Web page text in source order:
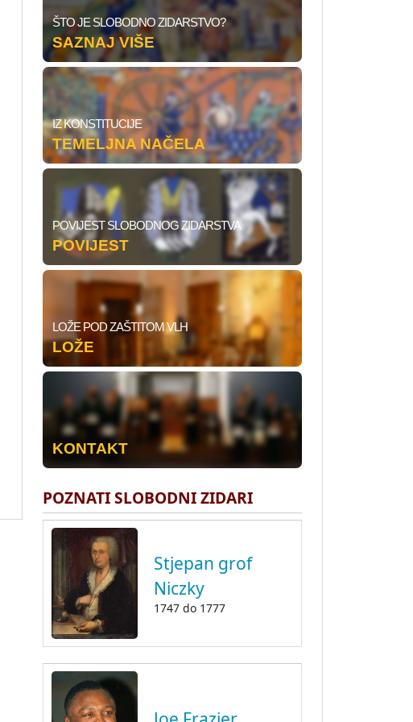
ŠTO JE SLOBODNO ZIDARSTVO?
SAZNAJ VIŠE
IZ KONSTITUCIJE
TEMELJNA NAČELA
POVIJEST SLOBODNOG ZIDARSTVA
POVIJEST
LOŽE POD ZAŠTITOM VLH
LOŽE
KONTAKT
POZNATI SLOBODNI ZIDARI
Stjepan grof
Niczky
1747do 1777